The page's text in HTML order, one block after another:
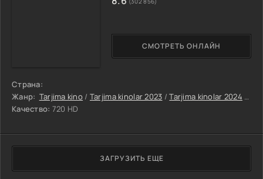
Страна:
Жанр: Tarjima kino / Tarjima kinolar 2023 /Tarjima kinolar 2024
Качество: 720 HD
СМОТРЕТЬ ОНЛАЙН
ЗАГРУЗИТЬ ЕЩЕ